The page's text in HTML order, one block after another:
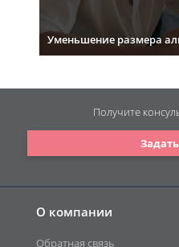
Уменьшение размера
О компании
Обратная связь
Получите